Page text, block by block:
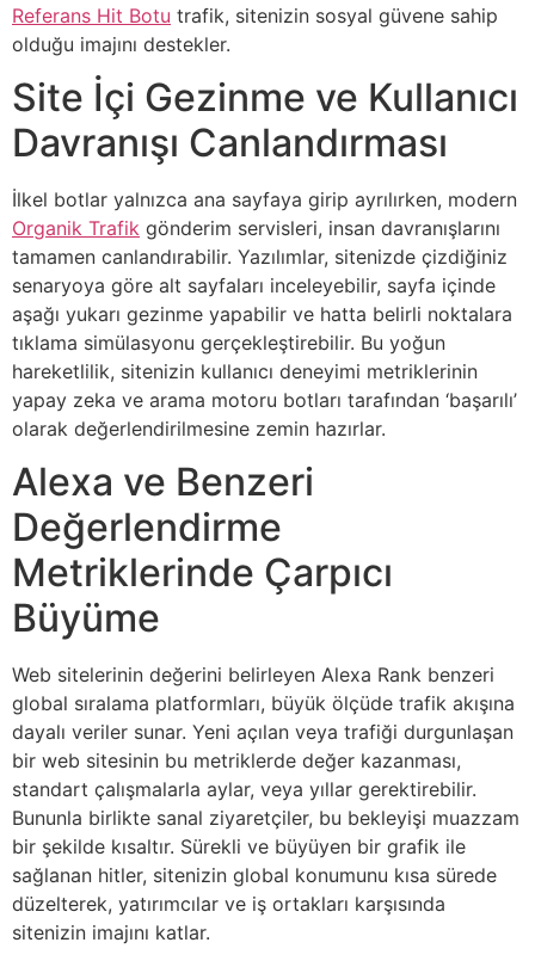
Referans Hit Botu trafik, sitenizin sosyal güvene sahip
olduğu imajını destekler.
Site İçi Gezinme ve Kullanıcı
Davranışı Canlandırması
İlkel botlar yalnızca ana sayfaya girip ayrılırken, modern
Organik Trafik gönderim servisleri, insan davranışlarını
tamamen canlandırabilir. Yazılımlar, sitenizde çizdiğiniz
senaryoya göre alt sayfaları inceleyebilir, sayfa içinde
aşağı yukarı gezinme yapabilir ve hatta belirli noktalara
tıklama simülasyonu gerçekleştirebilir. Bu yoğun
hareketlilik, sitenizin kullanıcı deneyimi metriklerinin
yapay zeka ve arama motoru botları tarafından ‘başarılı’
olarak değerlendirilmesine zemin hazırlar.
Alexa ve Benzeri
Değerlendirme
Metriklerinde Çarpıcı
Büyüme
Web sitelerinin değerini belirleyen Alexa Rank benzeri
global sıralama platformları, büyük ölçüde trafik akışına
dayalı veriler sunar. Yeni açılan veya trafiği durgunlaşan
bir web sitesinin bu metriklerde değer kazanması,
standart çalışmalarla aylar, veya yıllar gerektirebilir.
Bununla birlikte sanal ziyaretçiler, bu bekleyişi muazzam
bir şekilde kısaltır. Sürekli ve büyüyen bir grafik ile
sağlanan hitler, sitenizin global konumunu kısa sürede
düzelterek, yatırımcılar ve iş ortakları karşısında
sitenizin imajını katlar.